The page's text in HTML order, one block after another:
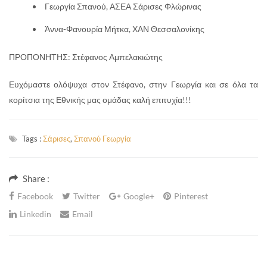
Γεωργία Σπανού, ΑΣΕΑ Σάρισες Φλώρινας
Άννα-Φανουρία Μήτκα, ΧΑΝ Θεσσαλονίκης
ΠΡΟΠΟΝΗΤΗΣ: Στέφανος Αμπελακιώτης
Ευχόμαστε ολόψυχα στον Στέφανο, στην Γεωργία και σε όλα τα
κορίτσια της Εθνικής μας ομάδας καλή επιτυχία!!!
Tags :Σάρισες, Σπανού Γεωργία
Share :
Facebook Twitter Google+
Pinterest
Linkedin
Email